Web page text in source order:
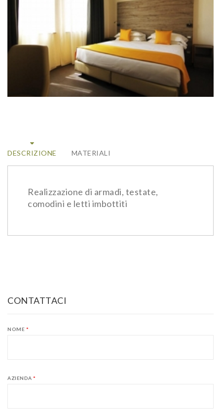
DESCRIZIONE MATERIALI
Realizzazione di armadi, testate,
comodini e letti imbottiti
CONTATTACI
NOME *
AZIENDA *